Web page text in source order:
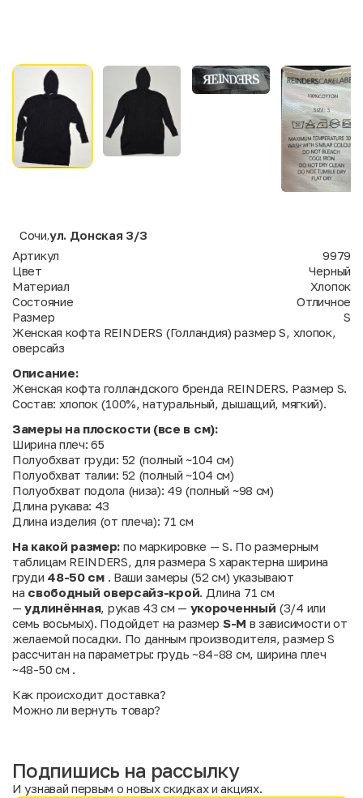
Сочи,ул. Донская 3/3
Артикул
9979
Цвет
Черный
Материал
Хлопок
Состояние
Отличное
Размер
S
Женская кофта REINDERS (Голландия) размер S, хлопок,
оверсайз
Описание:
Женская кофта голландского бренда REINDERS. Размер S.
Состав: хлопок (100%, натуральный, дышащий, мягкий).
Замеры на плоскости (все в см):
Ширина плеч: 65
Полуобхват груди: 52 (полный ~104 см)
Полуобхват талии: 52 (полный ~104 см)
Полуобхват подола (низа): 49 (полный ~98 см)
Длина рукава: 43
Длина изделия (от плеча): 71 см
На какой размер: по маркировке — S. По размерным
таблицам REINDERS, для размера S характерна ширина
груди 48-50 см. Ваши замеры (52 см) указывают
на свободный оверсайз-крой. Длина 71 см
—удлинённая, рукав 43 см — укороченный (3/4 или
семь восьмых). Подойдет на размер S-M в зависимости от
желаемой посадки. По данным производителя, размер S
рассчитан на параметры: грудь ~84-88 см, ширина плеч
~48-50 см .
Как происходит доставка?
Можно ли вернуть товар?
Подпишись на рассылку
И узнавай первым о новых скидках и акциях.